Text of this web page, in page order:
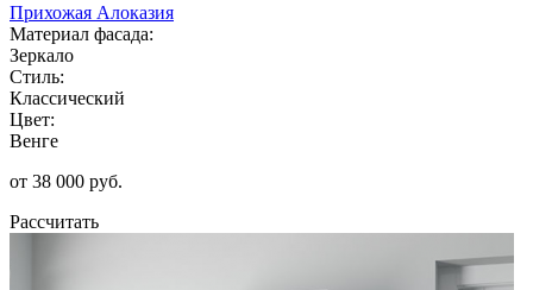
Прихожая Алоказия
Материал фасада:
Зеркало
Стиль:
Классический
Цвет:
Венге
от 38 000 руб.
Рассчитать